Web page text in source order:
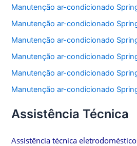
Manutenção ar-condicionado
Manutenção ar-condicionado
Manutenção ar-condicionado
Manutenção ar-condicionado
Manutenção ar-condicionado
Manutenção ar-condicionado
Assistência Técnica
Assistência técnica